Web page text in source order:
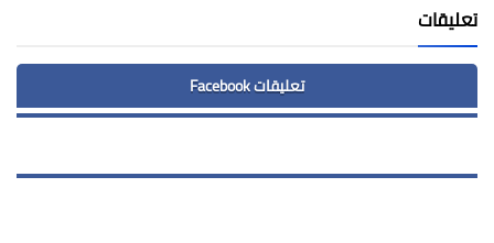
تعليقات
تعليقات Facebook